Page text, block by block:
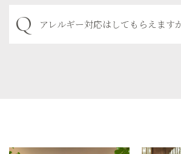
アレルギー対応はしてもらえます